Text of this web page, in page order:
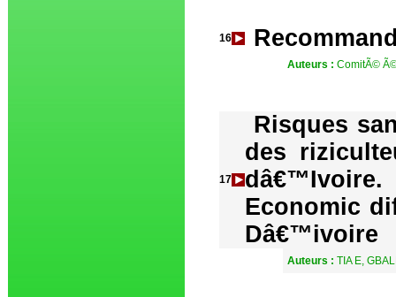
16
Auteurs : ComitÃ©
17
Risques
des
dâ€™Ivoire.
Economic
Dâ€™ivoire
Auteurs : TIA E,